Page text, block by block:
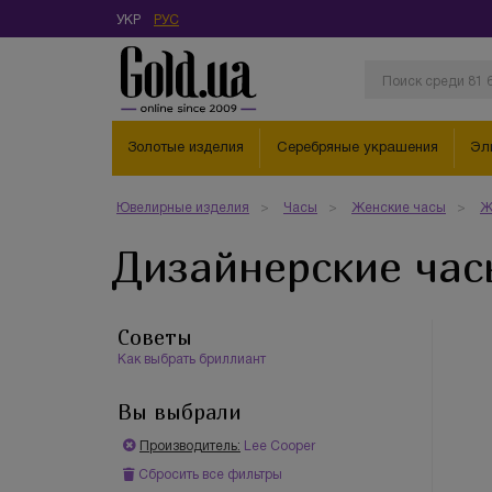
УКР РУС
Золотые изделия Серебряные украшения
Ювелирные изделия Часы Женские часы
Дизайнерские
Советы
Как выбрать бриллиант
Вы выбрали
Производитель: Lee Cooper
Сбросить все фильтры